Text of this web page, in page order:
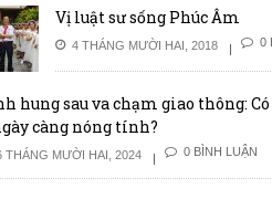
Vị luật sư sống Phúc Âm
4 THÁNG MƯỜI HAI, 2018 0
hung sau va chạm giao thông:
càng nóng tính?
MƯỜI HAI, 2024 0 BÌNH LUẬN